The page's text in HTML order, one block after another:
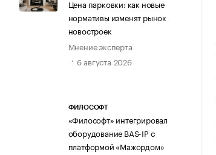
Цена парковки: как новые
нормативы изменят рынок
новостроек
Мнение эксперта
6 августа 2026
ФИЛОСОФТ
«Философт» интегрировал
оборудование BAS-IP с
платформой «Мажордом»